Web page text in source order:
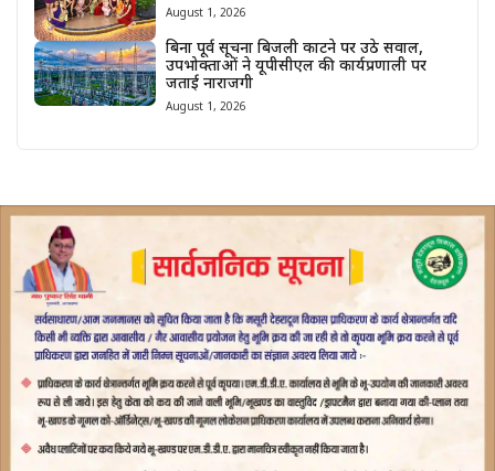
August 1, 2026
बिना पूर्व सूचना बिजली काटने पर उठे सवाल,
उपभोक्ताओं ने यूपीसीएल की कार्यप्रणाली पर
जताई नाराजगी
August 1, 2026